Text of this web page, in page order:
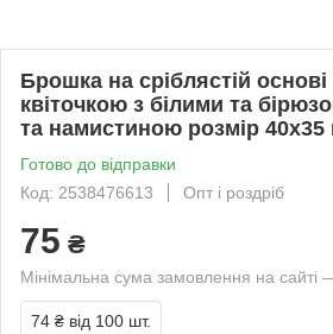
Брошка на сріблястій основі
квіточкою з білими та
та намистиною розмір
Готово до відправки
Код: 2538476613
Опт і роздріб
75 ₴
Мінімальна сума замовлення на сайті
74 ₴ від 100 шт.